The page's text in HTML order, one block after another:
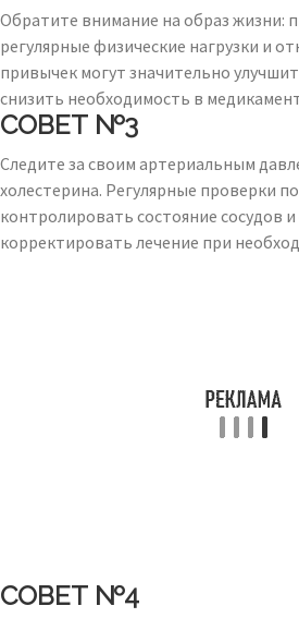
Обратите внимание на образ жизни:
регулярные физические нагрузки и
привычек могут значительно
снизить необходимость в
СОВЕТ №3
Следите за своим артериальным
холестерина. Регулярные проверки
контролировать состояние сосудов
корректировать лечение при
СОВЕТ №4